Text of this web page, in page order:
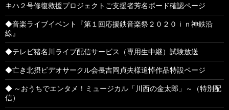
キハ２号修復救援プロジェクトご支援者芳名ボード確認ページ
◆音楽ライブイベント『第１回応援鉄音楽祭２０２０ｉｎ神鉄沿
線』
◆テレビ猪名川ライブ配信サービス（専用生中継）試験放送
◆亡き北摂ビデオサークル会長吉岡貞夫様追悼作品特設ページ
◆ ～おうちでエンタメ！ミュージカル「川西の金太郎」～（特別配
信）